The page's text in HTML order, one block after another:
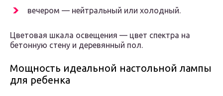
вечером — нейтральный или холодный.
Цветовая шкала освещения — цвет спектра на
бетонную стену и деревянный пол.
Мощность идеальной настольной лампы
для ребенка